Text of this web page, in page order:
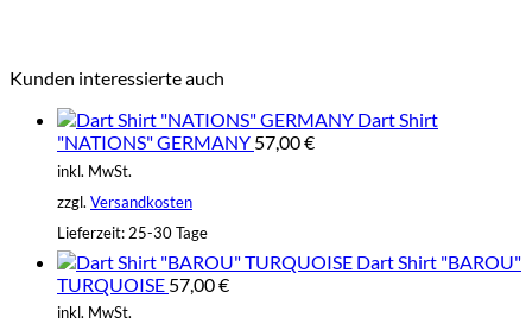
Kunden interessierte auch
Dart Shirt
"NATIONS" GERMANY 57,00€
inkl. MwSt.
zzgl. Versandkosten
Lieferzeit: 25-30 Tage
Dart Shirt "BAROU"
TURQUOISE 57,00€
inkl. MwSt.